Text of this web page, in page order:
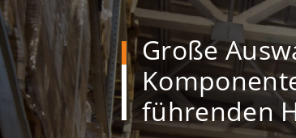
Große
führenden